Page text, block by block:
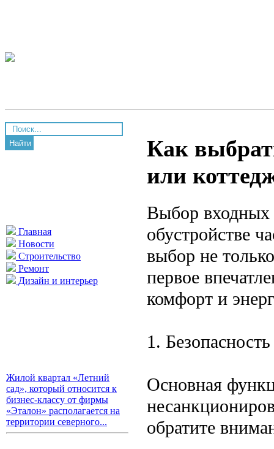
Найти
Главная
Новости
Строительство
Ремонт
Дизайн и интерьер
Жилой квартал «Летний
сад», который относится к
бизнес-классу от фирмы
«Эталон» располагается на
территории северного...
Как
или
Выбор входных
обустройстве
выбор не
первое
комфорт и
1.
Основная
обратите